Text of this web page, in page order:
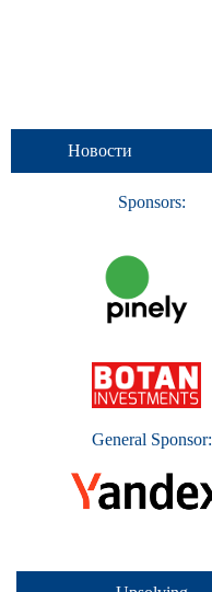
Новости
Sponsors:
General Sponsor: